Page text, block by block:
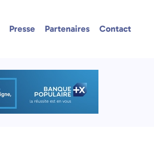
Presse Partenaires Contact